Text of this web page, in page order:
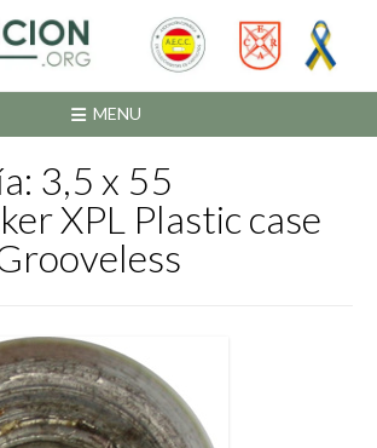
MENU
3,5 x 55
XPL Plastic case